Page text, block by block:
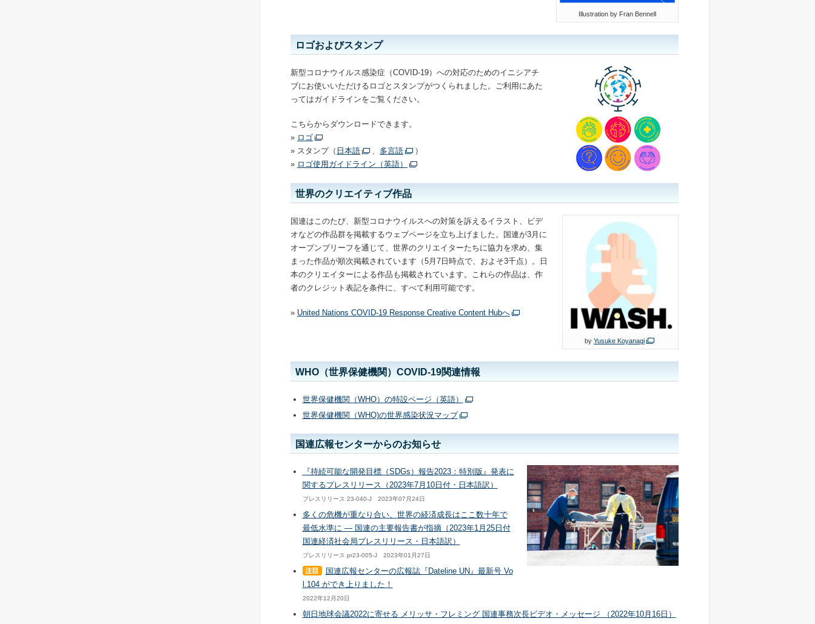
Illustration by Fran Bennell
ロゴおよびスタンプ
新型コロナウイルス感染症（COVID-19）への対応のためのイニシアチ
ブにお使いいただけるロゴとスタンプがつくられました。ご利用にあた
ってはガイドラインをご覧ください。
こちらからダウンロードできます。
» ロゴ
» スタンプ（ 日本語 、 多言語
）
» ロゴ使用ガイドライン（英語）
世界のクリエイティブ作品
by Yusuke Koyanagi
国連はこのたび、新型コロナウイルスへの対策を訴えるイラスト、ビデ
オなどの作品群を掲載するウェブページを立ち上げました。国連が3月に
オープンブリーフを通じて、世界のクリエイターたちに協力を求め、集
まった作品が順次掲載されています（5月7日時点で、およそ3千点）。日
本のクリエイターによる作品も掲載されています。これらの作品は、作
者のクレジット表記を条件に、すべて利用可能です。
» United Nations COVID-19 Response Creative Content Hubへ
WHO（世界保健機関）COVID-19関連情報
世界保健機関（WHO）の特設ページ（英語）
世界保健機関（WHO)の世界感染状況マップ
国連広報センターからのお知らせ
『持続可能な開発目標（SDGs）報告2023：特別版』発表に
関するプレスリリース（2023年7月10日付・日本語訳）
プレスリリース 23-040-J 2023年07月24日
多くの危機が重なり合い、世界の経済成長はここ数十年で
最低水準に ― 国連の主要報告書が指摘（2023年1月25日付
国連経済社会局プレスリリース・日本語訳）
プレスリリース pr23-005-J 2023年01月27日
国連広報センターの広報誌『Dateline UN』最新号 Vo
l.104 ができ上りました！
2022年12月20日
朝日地球会議2022に寄せる メリッサ・フレミング 国連事務次長ビデオ・メッセージ （2022年10月16日）